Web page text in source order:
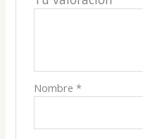
Nombre *